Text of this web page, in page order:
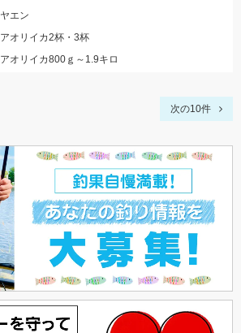
ヤエン
アオリイカ2杯・3杯
アオリイカ800ｇ～1.9キロ
次の10件